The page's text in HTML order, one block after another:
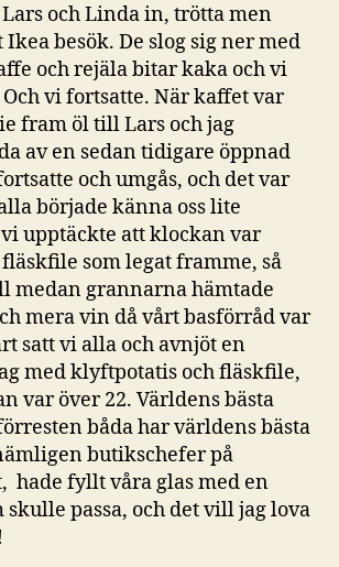
och Linda in, trötta men
besök. De slog sig ner med
och rejäla bitar kaka och vi
vi fortsatte. När kaffet var
fram öl till Lars och jag
av en sedan tidigare öppnad
och umgås, och det var
började känna oss lite
upptäckte att klockan var
fläskfile som legat framme, så
medan grannarna hämtade
mera vin då vårt basförråd var
satt vi alla och avnjöt en
med klyftpotatis och fläskfile,
var över 22. Världens bästa
båda har världens bästa
butikschefer på
hade fyllt våra glas med en
passa, och det vill jag lova